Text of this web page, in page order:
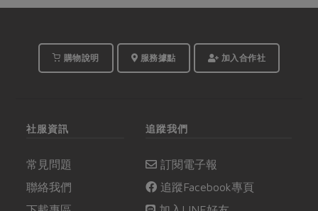
購物說明 服務據點 加入合作社
社服資訊
常見問題
聯絡我們
追蹤我們
訂閱電子報
追蹤Facebook專頁